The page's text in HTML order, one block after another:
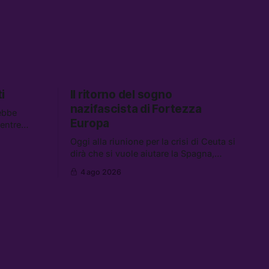
le
Il ritorno del sogno
nazifascista di Fortezza
Europa
Oggi alla riunione per la crisi di Ceuta si
dirà che si vuole aiutare la Spagna,
migranti. Tra le altre notizie:
4 ago 2026